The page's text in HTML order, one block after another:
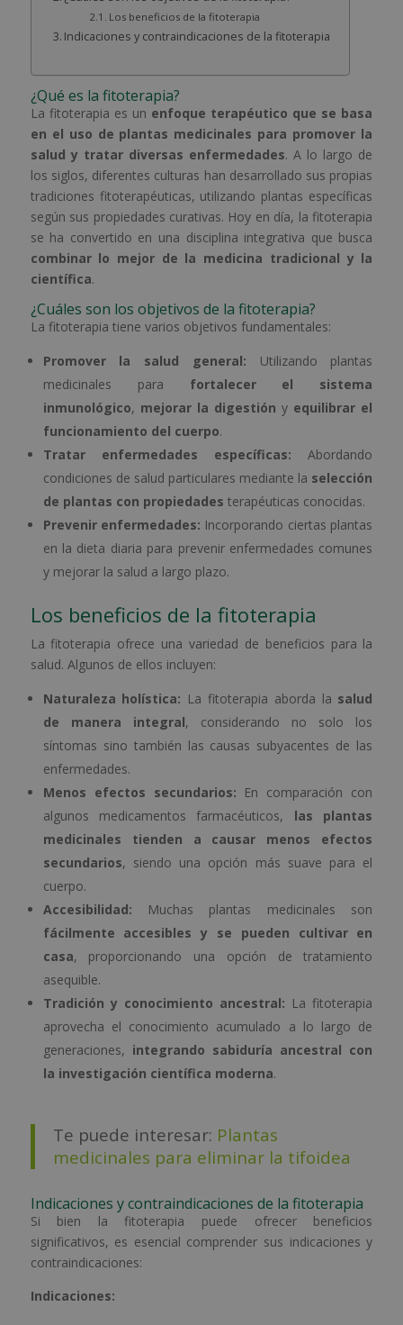
Los beneficios de la fitoterapia
Indicaciones y contraindicaciones de la fitoterapia
¿Qué es la fitoterapia?
La fitoterapia es un enfoque terapéutico que se basa
en el uso de plantas medicinales para promover la
salud y tratar diversas enfermedades. A lo largo de
los siglos, diferentes culturas han desarrollado sus propias
tradiciones fitoterapéuticas, utilizando plantas específicas
según sus propiedades curativas. Hoy en día, la fitoterapia
se ha convertido en una disciplina integrativa que busca
combinar lo mejor de la medicina tradicional y la
científica.
¿Cuáles son los objetivos de la fitoterapia?
La fitoterapia tiene varios objetivos fundamentales:
Promover la salud general: Utilizando plantas
medicinales para fortalecer el sistema
inmunológico, mejorar la digestión y equilibrar el
funcionamiento del cuerpo.
Tratar enfermedades específicas: Abordando
condiciones de salud particulares mediante la selección
de plantas con propiedades terapéuticas conocidas.
Prevenir enfermedades: Incorporando ciertas plantas
en la dieta diaria para prevenir enfermedades comunes
y mejorar la salud a largo plazo.
Los beneficios de la fitoterapia
La fitoterapia ofrece una variedad de beneficios para la
salud. Algunos de ellos incluyen:
Naturaleza holística: La fitoterapia aborda la salud
de manera integral, considerando no solo los
síntomas sino también las causas subyacentes de las
enfermedades.
Menos efectos secundarios: En comparación con
algunos medicamentos farmacéuticos, las plantas
medicinales tienden a causar menos efectos
secundarios, siendo una opción más suave para el
cuerpo.
Accesibilidad: Muchas plantas medicinales son
fácilmente accesibles y se pueden cultivar en
casa, proporcionando una opción de tratamiento
asequible.
Tradición y conocimiento ancestral: La fitoterapia
aprovecha el conocimiento acumulado a lo largo de
generaciones, integrando sabiduría ancestral con
la investigación científica moderna.
Te puede interesar: Plantas
medicinales para eliminar la tifoidea
Indicaciones y contraindicaciones de la fitoterapia
Si bien la fitoterapia puede ofrecer beneficios
significativos, es esencial comprender sus indicaciones y
contraindicaciones:
Indicaciones: